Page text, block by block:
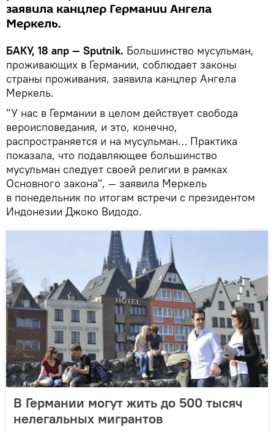
заявила канцлер Германии Ангела
Меркель.
БАКУ, 18 апр — Sputnik. Большинство мусульман,
проживающих в Германии, соблюдает законы
страны проживания, заявила канцлер Ангела
Меркель.
"У нас в Германии в целом действует свобода
вероисповедания, и это, конечно,
распространяется и на мусульман… Практика
показала, что подавляющее большинство
мусульман следует своей религии в рамках
Основного закона", — заявила Меркель
в понедельник по итогам встречи с президентом
Индонезии Джоко Видодо.
В Германии могут жить до 500 тысяч
нелегальных мигрантов